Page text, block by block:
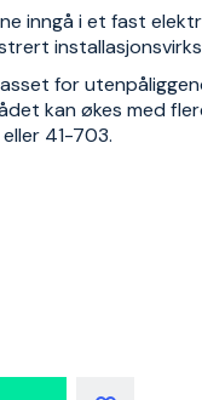
inngå i et fast
for
kan økes med
41-703.